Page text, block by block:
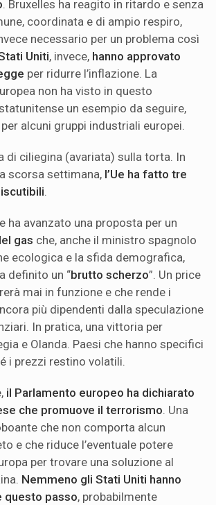
. Bruxelles ha reagito in ritardo e senza
coordinata e di ampio respiro,
necessario per un problema così
Uniti, invece, hanno approvato
per ridurre l’inflazione. La
non ha visto in questo
un esempio da seguire,
alcuni gruppi industriali europei.
di ciliegina (avariata) sulla torta. In
scorsa settimana, l’Ue ha fatto tre
.
ha avanzato una proposta per un
gas che, anche il ministro spagnolo
ecologica e la sfida demografica,
definito un “brutto scherzo”. Un price
mai in funzione e che rende i
più dipendenti dalla speculazione
In pratica, una vittoria per
e Olanda. Paesi che hanno specifici
i prezzi restino volatili.
il Parlamento europeo ha dichiarato
che promuove il terrorismo. Una
che non comporta alcun
e che riduce l’eventuale potere
per trovare una soluzione al
Nemmeno gli Stati Uniti hanno
questo passo, probabilmente